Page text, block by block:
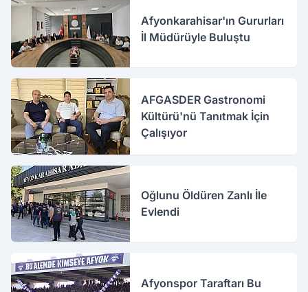
Afyonkarahisar'ın Gururları
İl Müdürüyle Buluştu
AFGASDER Gastronomi
Kültürü'nü Tanıtmak İçin
Çalışıyor
Oğlunu Öldüren Zanlı İle
Evlendi
Afyonspor Taraftarı Bu